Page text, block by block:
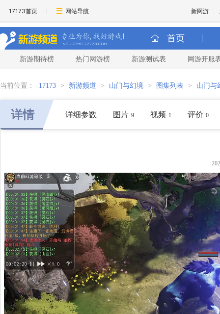
17173首页 网站导航 新网游
首页
新游期待榜 热门网游榜 新游测试表 网游开服
当前位置： 17173 > 新游频道 > 山门与幻境 > 图集列表 > 山门与
详情 详细参数 图片 9 视频 1 评价 0